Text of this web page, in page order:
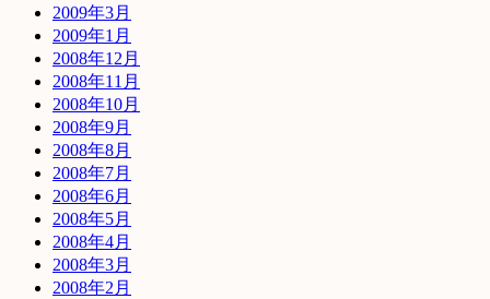
2009年3月
2009年1月
2008年12月
2008年11月
2008年10月
2008年9月
2008年8月
2008年7月
2008年6月
2008年5月
2008年4月
2008年3月
2008年2月